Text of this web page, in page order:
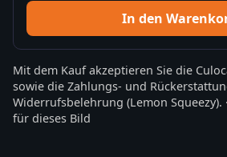
In den
Mit dem Kauf akzeptieren Sie die
sowie die Zahlungs- und
Widerrufsbelehrung (Lemon Squeezy). ·
für dieses Bild